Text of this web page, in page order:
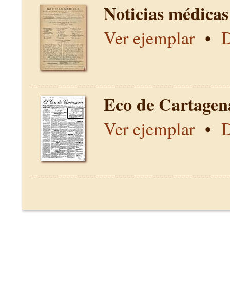
Noticias
Ver ejemplar•
Eco de
Ver ejemplar•